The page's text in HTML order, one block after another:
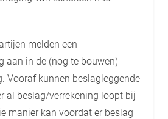
melden een
aan in de (nog te bouwen)
Vooraf kunnen beslagleggende
al beslag/verrekening loopt bij
manier kan voordat er beslag